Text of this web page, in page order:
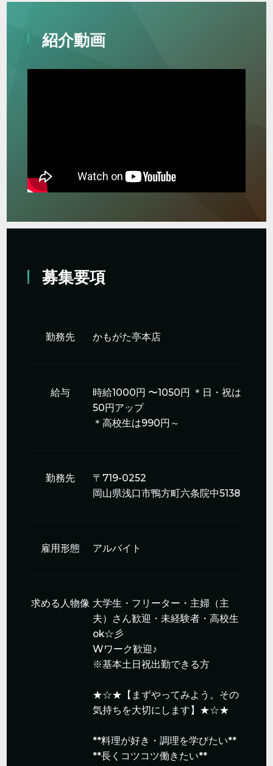
紹介動画
募集要項
勤務先 かもがた亭本店
給与 時給1000円 〜1050円 ＊日・祝は
50円アップ
＊高校生は990円～
勤務先
〒719-0252
岡山県浅口市鴨方町六条院中5138
雇用形態 アルバイト
求める人物像 大学生・フリーター・主婦（主
夫）さん歓迎・未経験者・高校生
ok☆彡
Wワーク歓迎♪
※基本土日祝出勤できる方
★☆★【まずやってみよう。その
気持ちを大切にします】★☆★
**料理が好き・調理を学びたい**
**長くコツコツ働きたい**